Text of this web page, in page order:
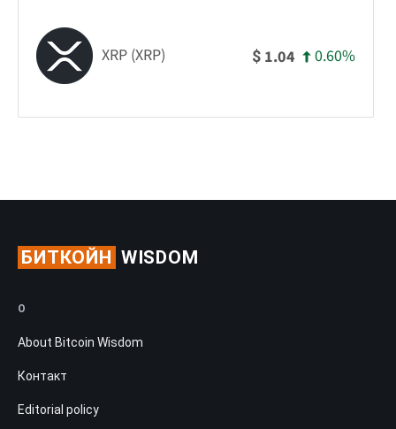
XRP (XRP) $ 1.04 0.60%
БИТКОЙН WISDOM
О
About Bitcoin Wisdom
Контакт
Editorial policy